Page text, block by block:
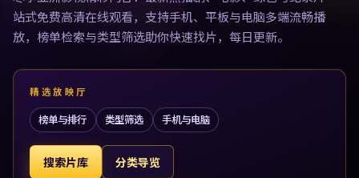
站式免费高清在线观看，支持手机、平板与电脑多端流畅播
放，榜单检索与类型筛选助你快速找片，每日更新。
精选放映厅
榜单与排行 类型筛选 手机与电脑
搜索片库 分类导览